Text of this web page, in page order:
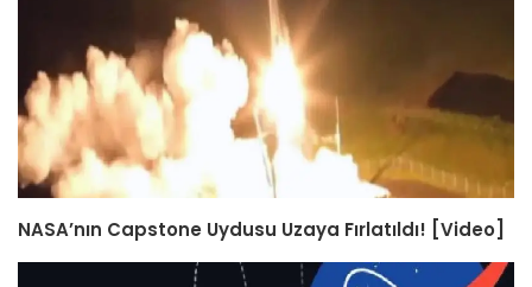
NASA’nın Capstone Uydusu Uzaya Fırlatıldı! [Video]